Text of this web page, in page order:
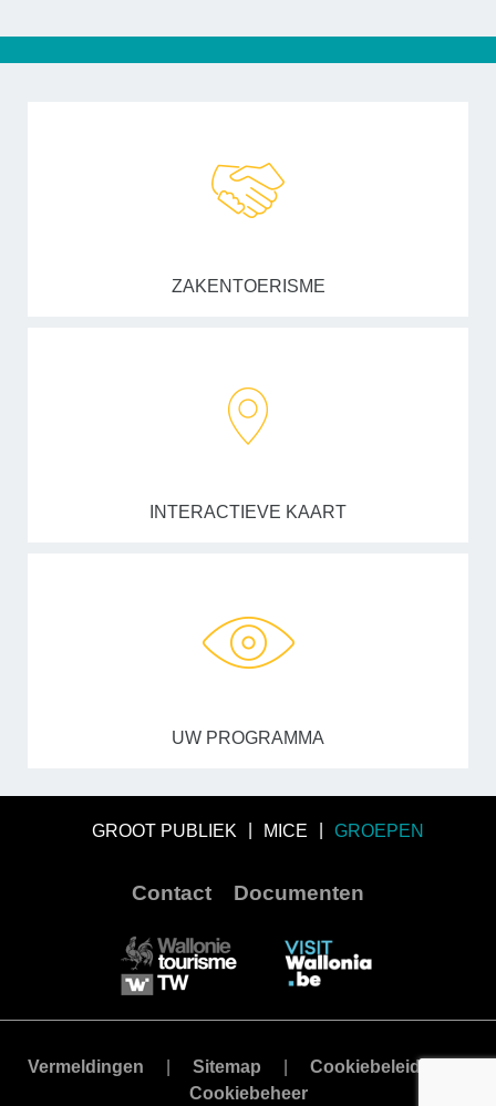
ZAKENTOERISME
INTERACTIEVE KAART
UW PROGRAMMA
GROOT PUBLIEK MICE GROEPEN
Contact Documenten
Vermeldingen Sitemap
Cookiebeleid
Cookiebeheer